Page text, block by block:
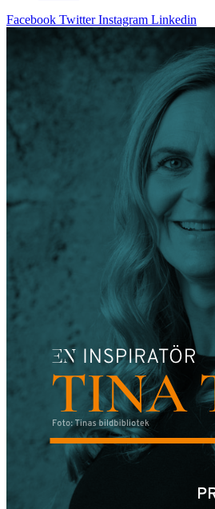
Facebook Twitter Instagram Linkedin